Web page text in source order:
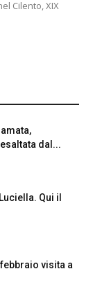
Cilento, XIX
dal...
Qui il
visita a